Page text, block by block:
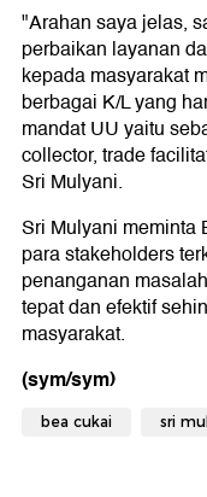
"Arahan saya jelas,
perbaikan layanan
kepada masyarakat
berbagai K/L yang
mandat UU yaitu
collector, trade
Sri Mulyani.
Sri Mulyani meminta
para stakeholders
penanganan
tepat dan efektif
masyarakat.
(sym/sym)
bea cukai sri